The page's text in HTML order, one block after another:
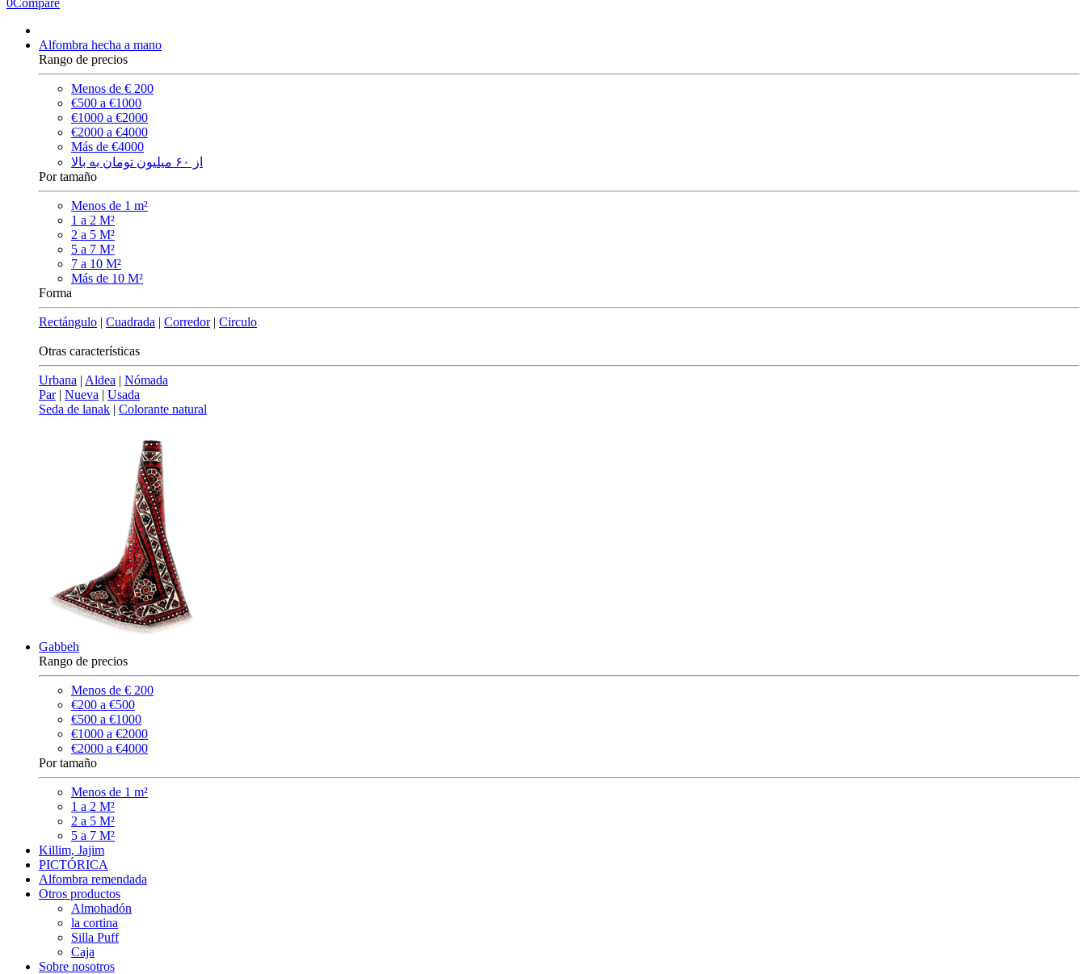
0Compare
Alfombra hecha a mano
Rango de precios
Menos de € 200
€500 a €1000
€1000 a €2000
€2000 a €4000
Más de €4000
از ۶۰ میلیون تومان به بالا
Por tamaño
Menos de 1 m²
1 a 2 M²
2 a 5 M²
5 a 7 M²
7 a 10 M²
Más de 10 M²
Forma
Rectángulo | Cuadrada | Corredor| Circulo
Otras características
Urbana | Aldea | Nómada
Par| Nueva | Usada
Seda de lanak | Colorante natural
Gabbeh
Rango de precios
Menos de € 200
€200 a €500
€500 a €1000
€1000 a €2000
€2000 a €4000
Por tamaño
Menos de 1 m²
1 a 2 M²
2 a 5 M²
5 a 7 M²
Killim, Jajim
PICTÓRICA
Alfombra remendada
Otros productos
Almohadón
la cortina
Silla Puff
Caja
Sobre nosotros